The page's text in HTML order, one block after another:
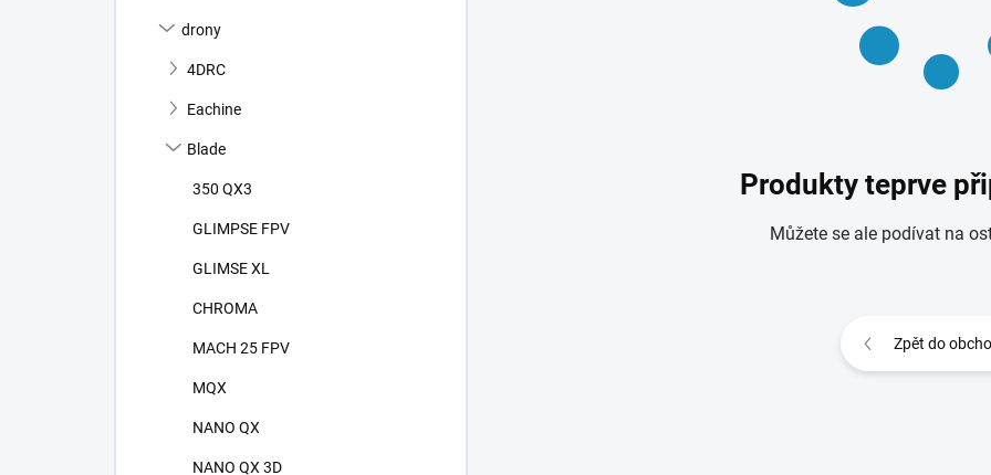
drony
4DRC
Eachine
Blade
350 QX3
GLIMPSE FPV
GLIMSE XL
CHROMA
MACH 25 FPV
MQX
NANO QX
NANO QX 3D
Produkty teprve
Můžete se ale podívat na
Zpět do